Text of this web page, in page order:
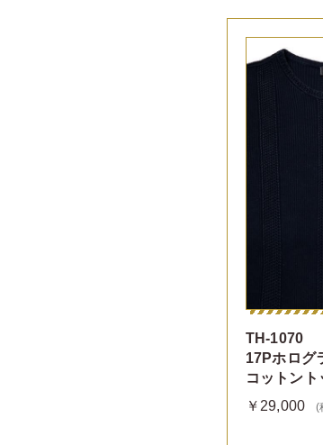
TH-1070
17Pホログ
コットント
￥29,000
(